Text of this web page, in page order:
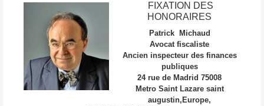
FIXATION DES
HONORAIRES
Patrick Michaud
Avocat fiscaliste
Ancien inspecteur des finances
publiques
24 rue de Madrid 75008
Metro Saint Lazare saint
augustin,Europe,